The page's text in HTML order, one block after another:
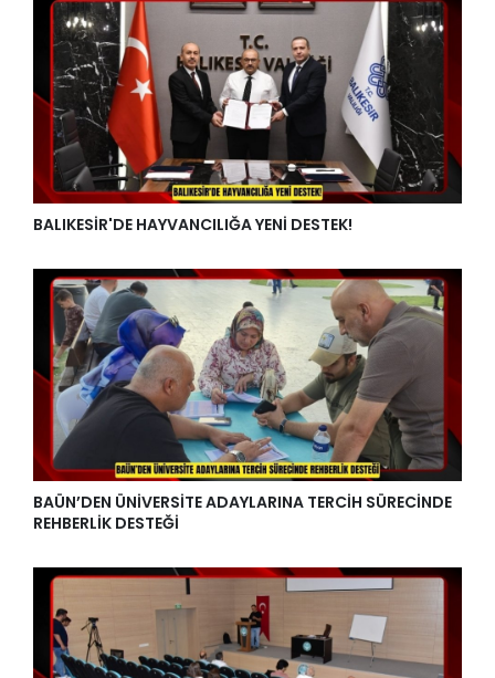
BALIKESİR'DE HAYVANCILIĞA YENİ DESTEK!
BAÜN’DEN ÜNİVERSİTE ADAYLARINA TERCİH SÜRECİNDE
REHBERLİK DESTEĞİ